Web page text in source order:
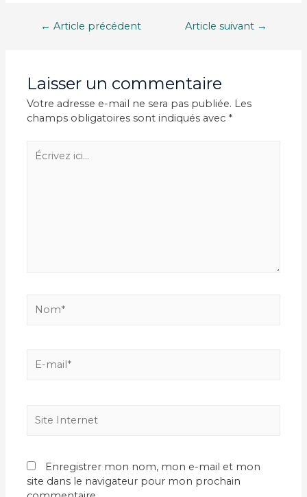
Navigation
← Article précédent Article suivant →
Laisser un commentaire
Votre adresse e-mail ne sera pas publiée. Les
champs obligatoires sont indiqués avec *
Écrivez
ici…
mail*
Internet
Enregistrer mon nom, mon e-mail et mon
site dans le navigateur pour mon prochain